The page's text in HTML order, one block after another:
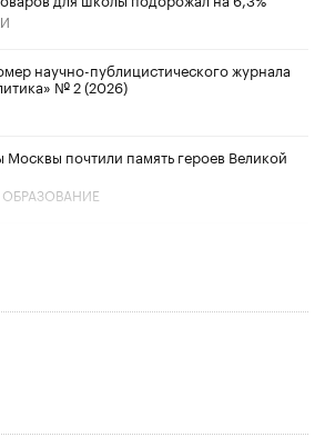
научно-публицистического журнала
№ 2 (2026)
почтили память героев Великой